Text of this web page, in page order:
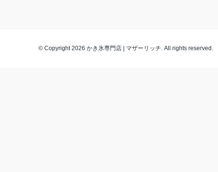
© Copyright 2026 かき氷専門店 | マザーリッチ. All rights reserved.